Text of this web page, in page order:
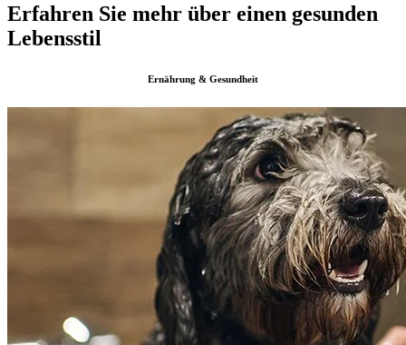
Erfahren Sie mehr über einen gesunden
Lebensstil
Ernährung & Gesundheit